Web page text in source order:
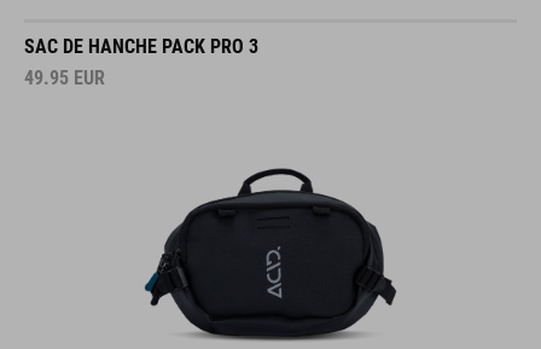
SAC DE HANCHE PACK PRO 3
49.95 EUR